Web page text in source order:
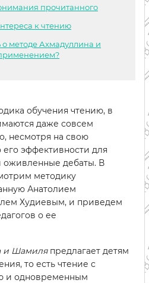
прочитанного
к чтению
о методе Ахмадуллина и
обучения чтению, в
даже совсем
несмотря на свою
его эффективности для
оживленные дебаты. В
методику
Анатолием
Худиевым, и приведем
о ее
и Шамиляпредлагает детям
то есть чтение с
и одновременным